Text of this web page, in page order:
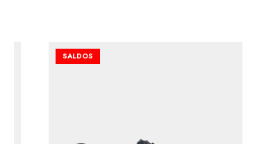
SALDOS